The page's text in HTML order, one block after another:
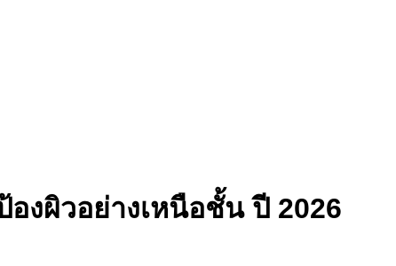
งผิวอย่างเหนือชั้น ปี 2026